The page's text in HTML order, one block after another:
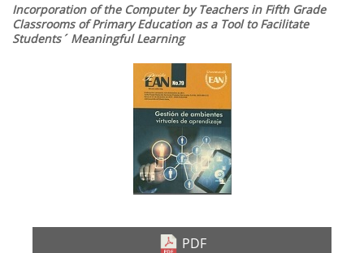
Incorporation of the Computer by Teachers in Fifth Grade
Classrooms of Primary Education as a Tool to Facilitate
Students´ Meaningful Learning
PDF